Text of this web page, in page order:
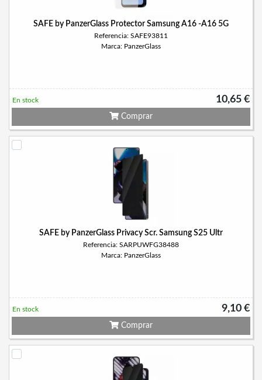
SAFE by PanzerGlass Protector Samsung A16 -A16 5G
Referencia: SAFE93811
Marca: PanzerGlass
10,65 €
En stock
Comprar
SAFE by PanzerGlass Privacy Scr. Samsung S25 Ultr
Referencia: SARPUWFG38488
Marca: PanzerGlass
9,10 €
En stock
Comprar